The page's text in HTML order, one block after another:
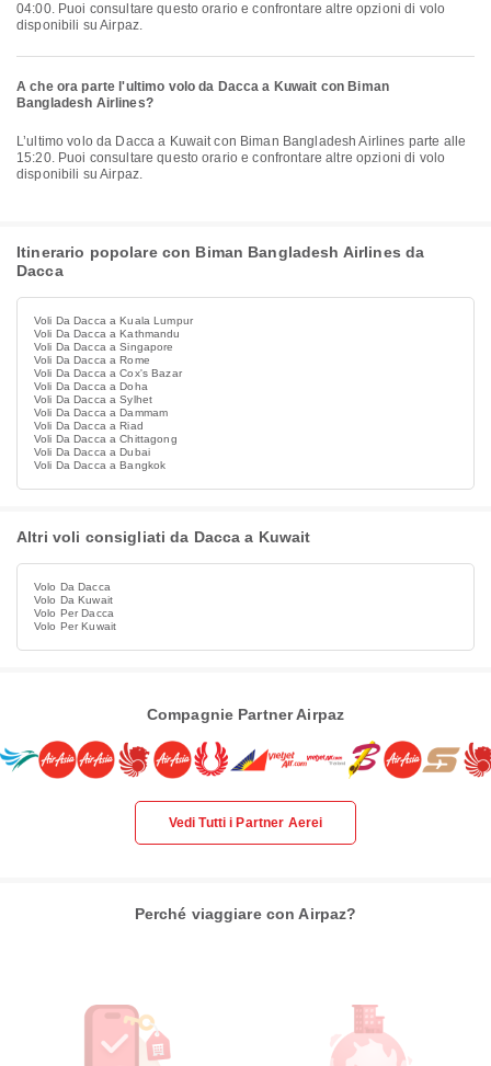
04:00. Puoi consultare questo orario e confrontare altre opzioni di volo
disponibili su Airpaz.
A che ora parte l'ultimo volo da Dacca a Kuwait con Biman
Bangladesh Airlines?
L’ultimo volo da Dacca a Kuwait con Biman Bangladesh Airlines parte alle
15:20. Puoi consultare questo orario e confrontare altre opzioni di volo
disponibili su Airpaz.
Itinerario popolare con Biman Bangladesh Airlines da
Dacca
Voli Da Dacca a Kuala Lumpur
Voli Da Dacca a Kathmandu
Voli Da Dacca a Singapore
Voli Da Dacca a Rome
Voli Da Dacca a Cox's Bazar
Voli Da Dacca a Doha
Voli Da Dacca a Sylhet
Voli Da Dacca a Dammam
Voli Da Dacca a Riad
Voli Da Dacca a Chittagong
Voli Da Dacca a Dubai
Voli Da Dacca a Bangkok
Altri voli consigliati da Dacca a Kuwait
Volo Da Dacca
Volo Da Kuwait
Volo Per Dacca
Volo Per Kuwait
Compagnie Partner Airpaz
Vedi Tutti i Partner Aerei
Perché viaggiare con Airpaz?